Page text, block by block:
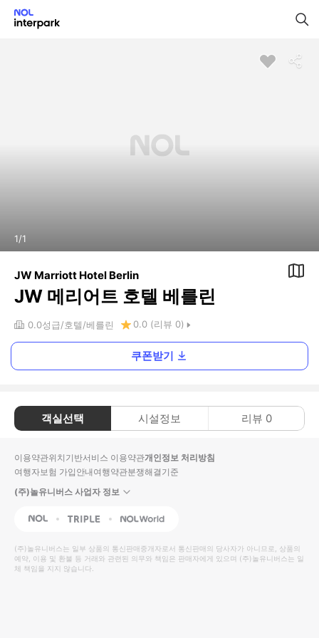
1/1
JW Marriott Hotel Berlin
JW 메리어트 호텔 베를린
0.0성급 호텔 베를린 0.0 (리뷰 0)
쿠폰받기
객실선택 시설정보 리뷰 0
이용약관위치기반서비스 이용약관개인정보 처리방침
여행자보험 가입안내여행약관분쟁해결기준
(주)놀유니버스 사업자 정보
NOL Triple Interpark Global
(주)놀유니버스는 일부 상품의 통신판매중개자로서 통신판매의 당사자가 아니므로, 상품의
예약, 이용 및 환불 등 거래와 관련된 의무와 책임은 판매자에게 있으며 (주)놀유니버스는 일
체 책임을 지지 않습니다.